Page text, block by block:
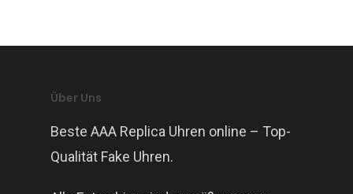
Über Uns
Beste AAA Replica Uhren online – Top-
Qualität Fake Uhren.